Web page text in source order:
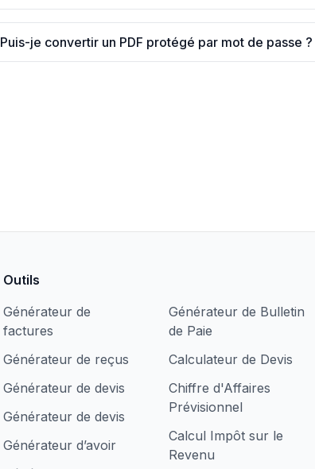
Puis-je convertir un PDF protégé par mot de passe ?
Outils
Générateur de
factures
Générateur de reçus
Générateur de devis
Générateur de devis
Générateur d’avoir
Générateur de Bulletin
de Paie
Calculateur de Devis
Chiffre d'Affaires
Prévisionnel
Calcul Impôt sur le
Revenu